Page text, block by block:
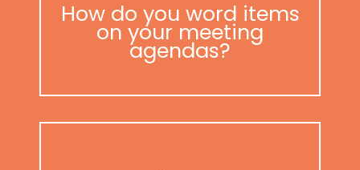
How do you word items
on your meeting
agendas?